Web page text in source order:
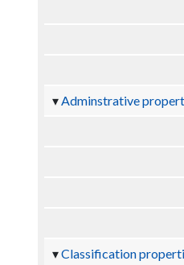
Adminstrative
Classification